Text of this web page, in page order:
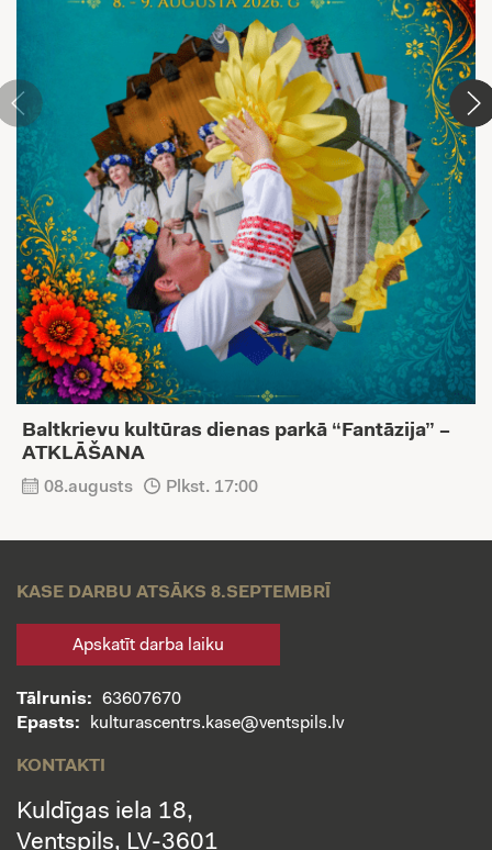
Baltkrievu kultūras dienas parkā “Fantāzija” –
ATKLĀŠANA
08.augusts Plkst. 17:00
KASE DARBU ATSĀKS 8.SEPTEMBRĪ
Apskatīt darba laiku
Tālrunis:
63607670
Epasts:
kulturascentrs.kase@ventspils.lv
KONTAKTI
Kuldīgas iela 18,
Ventspils, LV-3601